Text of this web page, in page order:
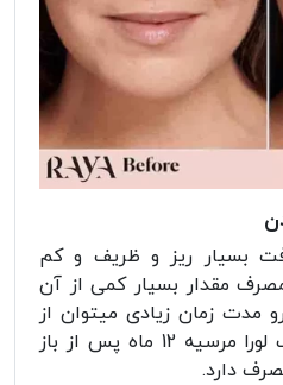
بسیار ریز و ظریف و کم
مقدار بسیار کمی از آن
مدت زمان زیادی میتوان از
آن استفاده کرد. پودر بیک لورا مرسیه 12 ماه پس از باز
دارد.